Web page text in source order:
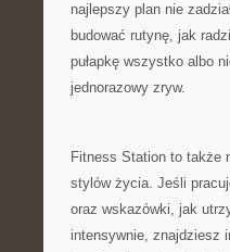
najlepszy plan nie
budować rutynę, jak
pułapkę wszystko albo
jednorazowy zryw.
Fitness Station to także
stylów życia. Jeśli
oraz wskazówki, jak
intensywnie, znajdziesz